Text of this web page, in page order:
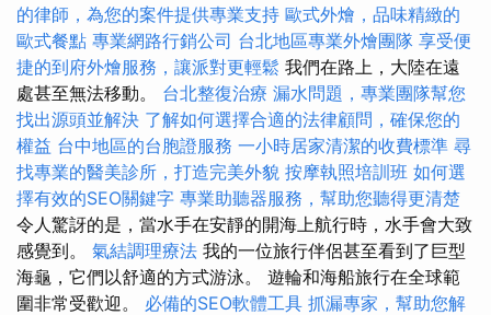
的律師，為您的案件提供專業支持 歐式外燴，品味精緻的
歐式餐點 專業網路行銷公司 台北地區專業外燴團隊 享受便
捷的到府外燴服務，讓派對更輕鬆 我們在路上，大陸在遠
處甚至無法移動。 台北整復治療 漏水問題，專業團隊幫您
找出源頭並解決 了解如何選擇合適的法律顧問，確保您的
權益 台中地區的台胞證服務 一小時居家清潔的收費標準 尋
找專業的醫美診所，打造完美外貌 按摩執照培訓班 如何選
擇有效的SEO關鍵字 專業助聽器服務，幫助您聽得更清楚
令人驚訝的是，當水手在安靜的開海上航行時，水手會大致
感覺到。 氣結調理療法 我的一位旅行伴侶甚至看到了巨型
海龜，它們以舒適的方式游泳。 遊輪和海船旅行在全球範
圍非常受歡迎。 必備的SEO軟體工具 抓漏專家，幫助您解